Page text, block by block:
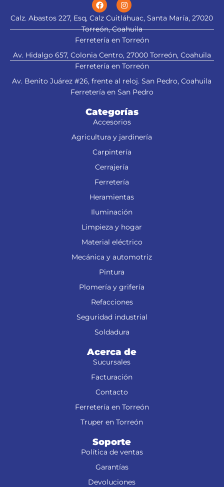
Calz. Abastos 227, Esq, Calz Cuitláhuac, Santa María, 27020
Torreón, Coahuila
Ferretería en Torreón
Av. Hidalgo 657, Colonia Centro, 27000 Torreón, Coahuila
Ferretería en Torreón
Av. Benito Juárez #26, frente al reloj. San Pedro, Coahuila
Ferretería en San Pedro
Categorías
Accesorios
Agricultura y jardinería
Carpintería
Cerrajería
Ferretería
Heramientas
Iluminación
Limpieza y hogar
Material eléctrico
Mecánica y automotriz
Pintura
Plomería y grifería
Refacciones
Seguridad industrial
Soldadura
Acerca de
Sucursales
Facturación
Contacto
Ferretería en Torreón
Truper en Torreón
Soporte
Política de ventas
Garantías
Devoluciones